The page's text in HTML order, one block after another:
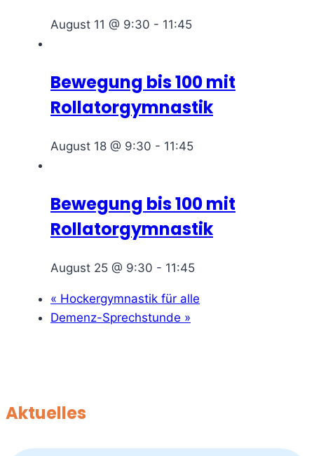
August 11 @ 9:30 - 11:45
Bewegung bis 100 mit
Rollatorgymnastik
August 18 @ 9:30 - 11:45
Bewegung bis 100 mit
Rollatorgymnastik
August 25 @ 9:30 - 11:45
« Hockergymnastik für alle
Demenz-Sprechstunde »
Aktuelles